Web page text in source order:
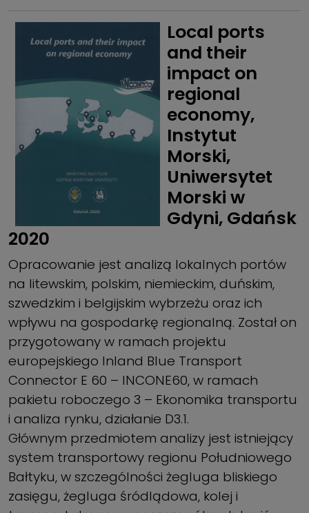
Local ports
and their
impact on
regional
economy,
Instytut
Morski,
Uniwersytet
Morski w
Gdyni, Gdańsk
2020
Opracowanie jest analizą lokalnych portów
na litewskim, polskim, niemieckim, duńskim,
szwedzkim i belgijskim wybrzeżu oraz ich
wpływu na gospodarkę regionalną. Został on
przygotowany w ramach projektu
europejskiego Inland Blue Transport
Connector E 60 – INCONE60, w ramach
pakietu roboczego 3 – Ekonomika transportu
i analiza rynku, działanie D3.1.
Głównym przedmiotem analizy jest istniejący
system transportowy regionu Południowego
Bałtyku, w szczególności żegluga bliskiego
zasięgu, żegluga śródlądowa, kolej i